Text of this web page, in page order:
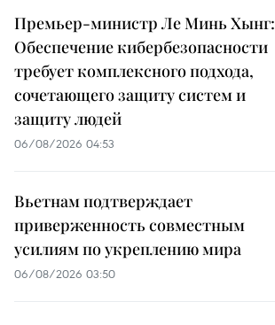
Премьер-министр Ле Минь Хынг:
Обеспечение кибербезопасности
требует комплексного подхода,
сочетающего защиту систем и
защиту людей
06/08/2026 04:53
Вьетнам подтверждает
приверженность совместным
усилиям по укреплению мира
06/08/2026 03:50